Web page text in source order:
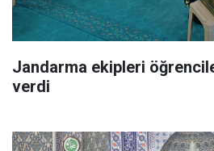
Jandarma ekipleri
verdi